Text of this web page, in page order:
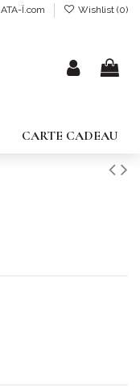
ATA-Ï.com Wishlist (0)
CARTE CADEAU